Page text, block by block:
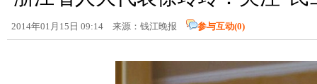
2014年01月15日 09:14 来源：钱江晚报 参与互动(0)